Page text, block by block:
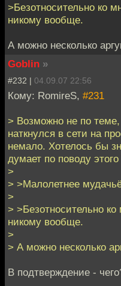
>Безотносительно ко
никому вообще.
А можно несколько
Goblin »
#232 | 04.09.07 22:56
Кому: RomireS, #231
> Возможно не по
наткнулся в сети на
немало. Хотелось бы
думает по поводу этого
>
> >Малолетнее
>
> >Безотносительно
никому вообще.
>
> А можно несколько
В подтверждение -